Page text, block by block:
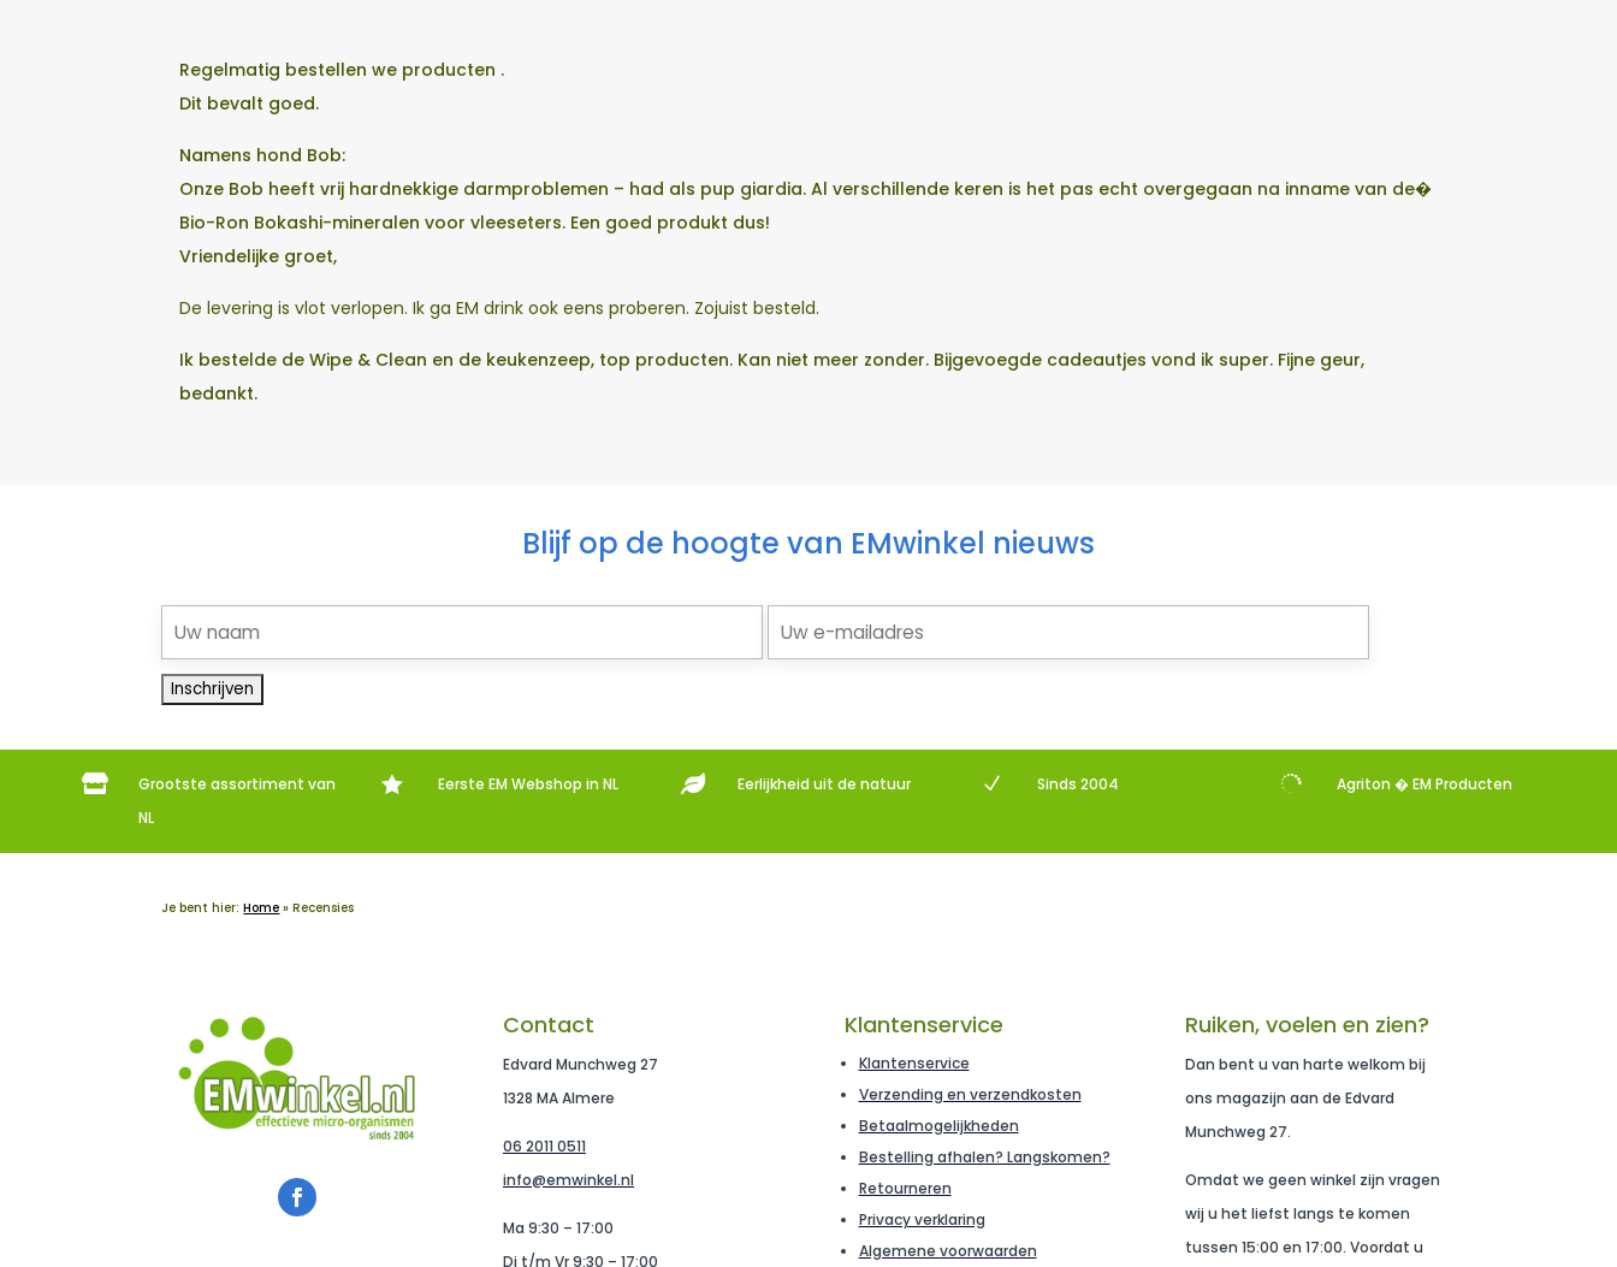
Regelmatig bestellen we producten .
Dit bevalt goed.
Namens hond Bob:
Onze Bob heeft vrij hardnekkige darmproblemen – had als pup giardia. Al verschillende keren is het pas echt overgegaan na inname van de�
Bio-Ron Bokashi-mineralen voor vleeseters. Een goed produkt dus!
Vriendelijke groet,
De levering is vlot verlopen. Ik ga EM drink ook eens proberen. Zojuist besteld.
Ik bestelde de Wipe & Clean en de keukenzeep, top producten. Kan niet meer zonder. Bijgevoegde cadeautjes vond ik super. Fijne geur,
bedankt.
Blijf op de hoogte van EMwinkel nieuws

Grootste assortiment van
NL
 Eerste EM Webshop in NL  Eerlijkheid uit de natuur N Sinds 2004  Agriton � EM Producten
Je bent hier:Home »Recensies
Contact
Edvard Munchweg 27
1328 MA Almere
06 2011 0511
info@emwinkel.nl
Ma 9:30 – 17:00
Di t/m Vr 9:30 – 17:00
Klantenservice
Klantenservice
Verzending en verzendkosten
Betaalmogelijkheden
Bestelling afhalen? Langskomen?
Retourneren
Privacy verklaring
Algemene voorwaarden
Ruiken, voelen en zien?
Dan bent u van harte welkom bij
ons magazijn aan de Edvard
Munchweg 27.
Omdat we geen winkel zijn vragen
wij u het liefst langs te komen
tussen 15:00 en 17:00. Voordat u